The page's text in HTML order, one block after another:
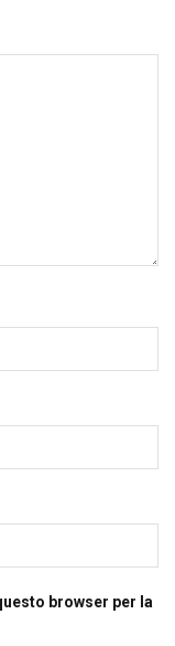
browser per la